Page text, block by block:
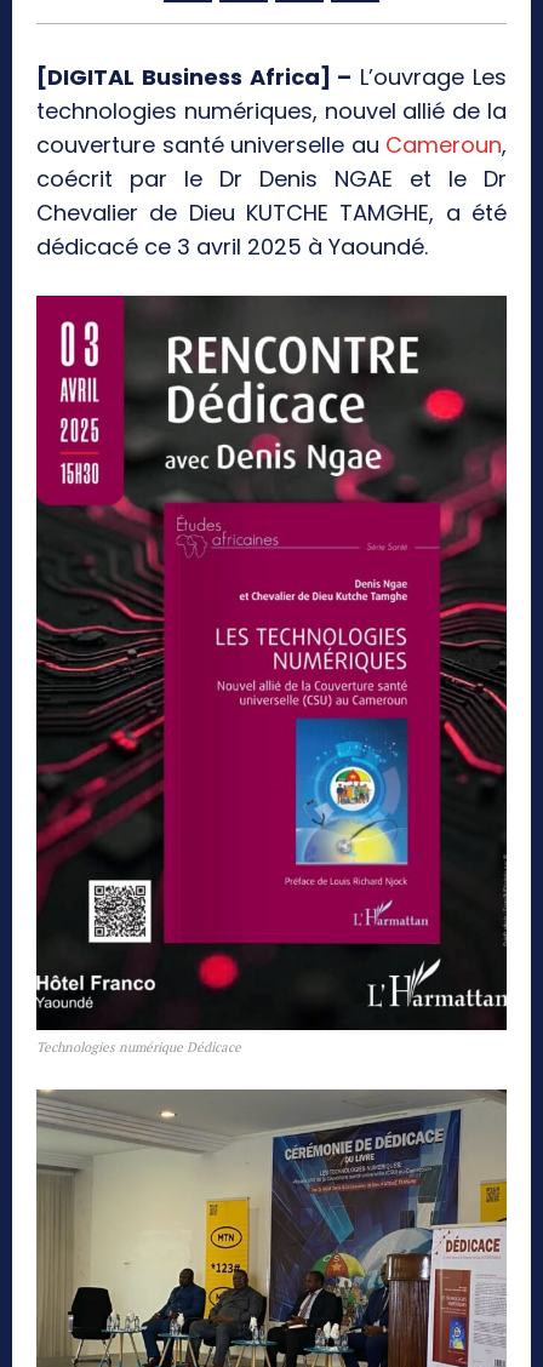
[DIGITAL Business Africa] – L’ouvrage Les
technologies numériques, nouvel allié de la
couverture santé universelle au Cameroun,
coécrit par le Dr Denis NGAE et le Dr
Chevalier de Dieu KUTCHE TAMGHE, a été
dédicacé ce 3 avril 2025 à Yaoundé.
Technologies numérique Dédicace